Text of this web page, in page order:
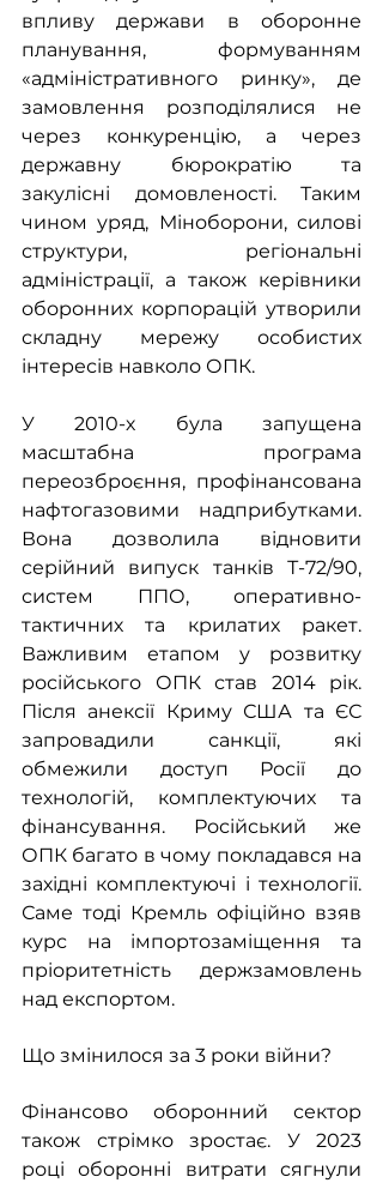
впливу держави в оборонне
планування, формуванням
«адміністративного ринку», де
замовлення розподілялися не
через конкуренцію, а через
державну бюрократію та
закулісні домовленості. Таким
чином уряд, Міноборони, силові
структури, регіональні
адміністрації, а також керівники
оборонних корпорацій утворили
складну мережу особистих
інтересів навколо ОПК.
У 2010-х була запущена
масштабна програма
переозброєння, профінансована
нафтогазовими надприбутками.
Вона дозволила відновити
серійний випуск танків Т-72/90,
систем ППО, оперативно-
тактичних та крилатих ракет.
Важливим етапом у розвитку
російського ОПК став 2014 рік.
Після анексії Криму США та ЄС
запровадили санкції, які
обмежили доступ Росії до
технологій, комплектуючих та
фінансування. Російський же
ОПК багато в чому покладався на
західні комплектуючі і технології.
Саме тоді Кремль офіційно взяв
курс на імпортозаміщення та
пріоритетність держзамовлень
над експортом.
Що змінилося за 3 роки війни?
Фінансово оборонний сектор
також стрімко зростає. У 2023
році оборонні витрати сягнули